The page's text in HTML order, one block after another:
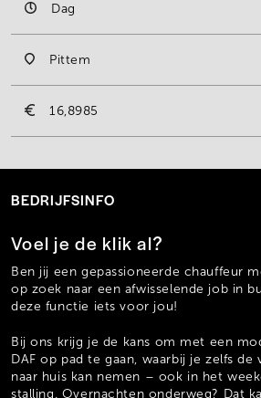
Dag
Pittem
16,8985
BEDRIJFSINFO
Voel je de klik al?
Ben jij een gepassioneerde chauffeur
op zoek naar een afwisselende job in
deze functie iets voor jou!
Bij ons krijg je de kans om met een
DAF op pad te gaan, waarbij je zelfs de
naar huis kan nemen – ook in het
stalling. Overnachten onderweg? Dat